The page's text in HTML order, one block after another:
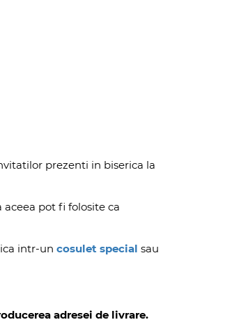
prezenti in biserica la
aceea pot fi folosite ca
intr-un cosulet special sau
adresei de livrare.